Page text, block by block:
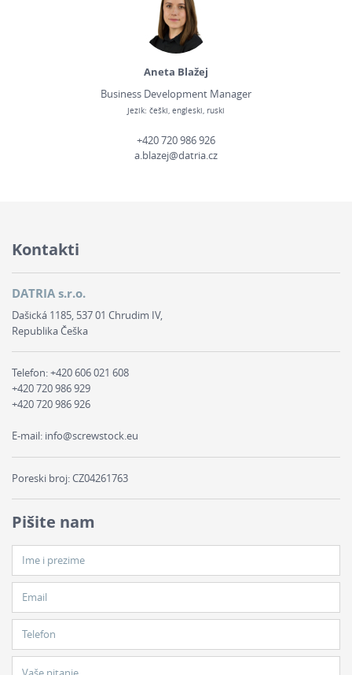
Aneta Blažej
Business Development Manager
Jezik: češki, engleski, ruski
+420 720 986 926
a.blazej@datria.cz
Kontakti
DATRIA s.r.o.
Dašická 1185, 537 01 Chrudim IV,
Republika Češka
Telefon:+420 606 021 608
+420 720 986 929
+420 720 986 926
E-mail: info@screwstock.eu
Poreski broj: CZ04261763
Pišite nam
Ime i prezime
Email
Telefon
Vaše pitanje